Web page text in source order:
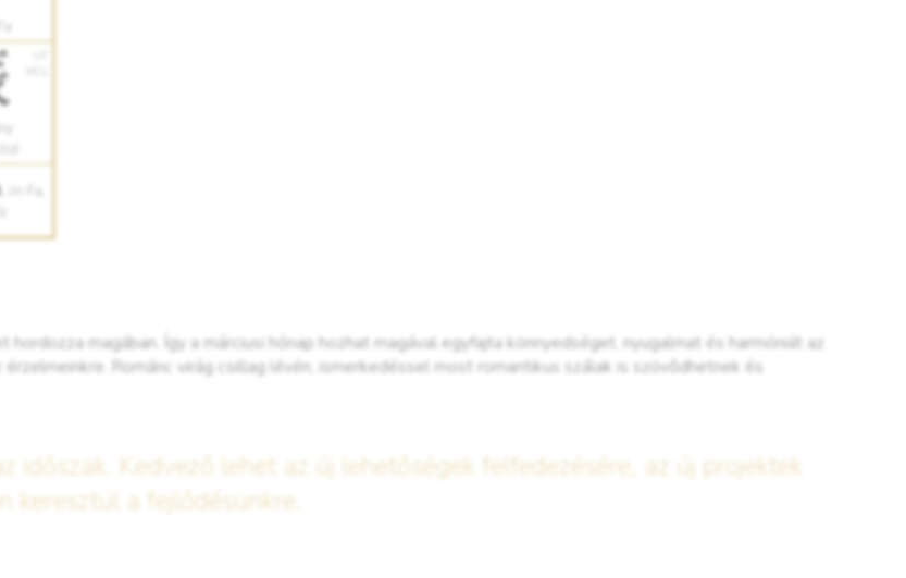
magában. Így a márciusi hónap hozhat magával egyfajta könnyedséget, nyugalmat és harmóniát az
Románc virág csillag lévén, ismerkedéssel most romantikus szálak is szövődhetnek és
időszak. Kedvező lehet az új lehetőségek felfedezésére, az új projektek
keresztül a fejlődésünkre.